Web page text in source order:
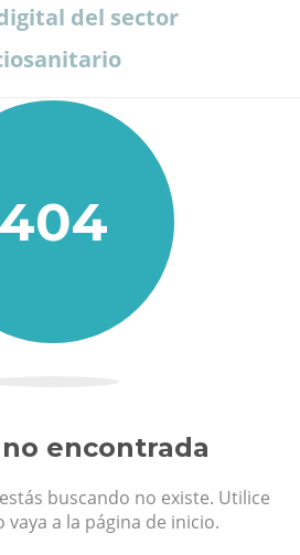
del sector
404
encontrada
buscando no existe. Utilice
vaya a la página de inicio.